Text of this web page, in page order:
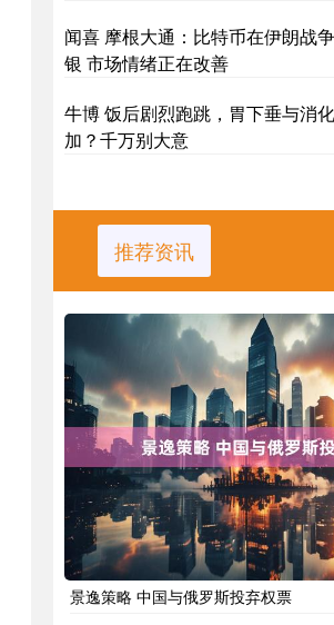
闻喜 摩根大通：比特币在伊朗战
银 市场情绪正在改善
牛博 饭后剧烈跑跳，胃下垂与消
加？千万别大意
推荐资讯
景逸策略 中国与俄罗斯投弃权票